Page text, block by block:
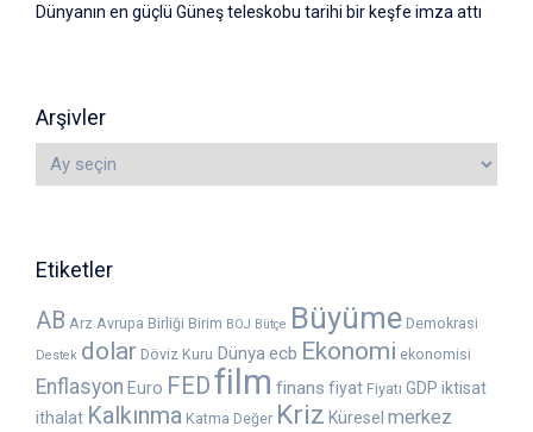
Dünyanın en güçlü Güneş teleskobu tarihi bir keşfe imza attı
Arşivler
Etiketler
AB Arz Avrupa Birliği Birim BOJ Bütçe Büyüme Demokrasi
Destek dolar Döviz Kuru Dünyaecb Ekonomi ekonomisi
Enflasyon Euro FEDfilm finans fiyat Fiyatı GDP iktisat
ithalat Kalkınma Katma Değer Kriz Küresel merkez